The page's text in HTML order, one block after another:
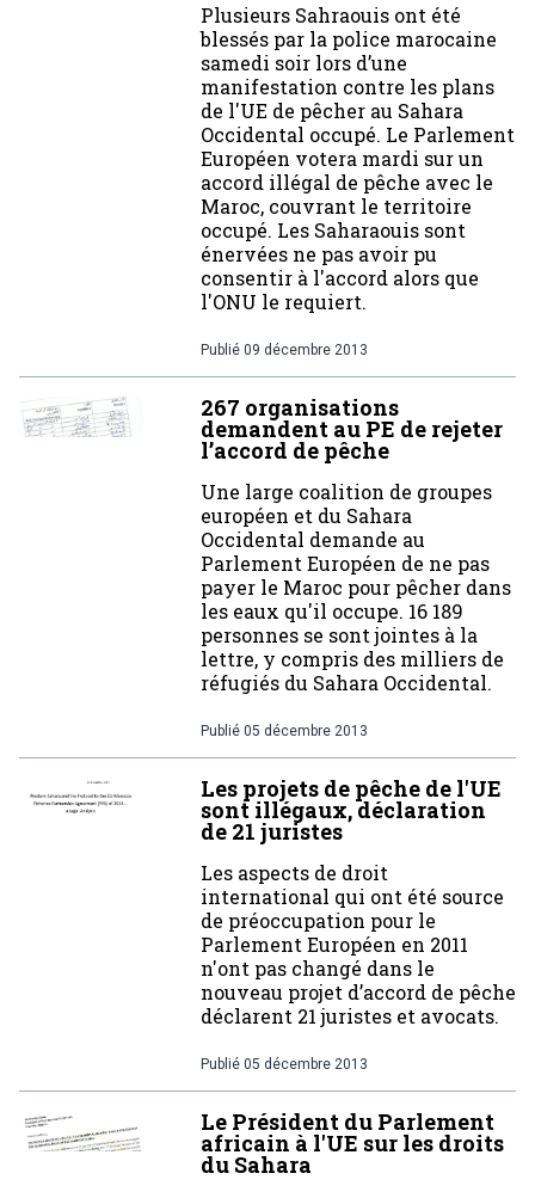
Plusieurs Sahraouis ont été
blessés par la police marocaine
samedi soir lors d’une
manifestation contre les plans
de l'UE de pêcher au Sahara
Occidental occupé. Le Parlement
Européen votera mardi sur un
accord illégal de pêche avec le
Maroc, couvrant le territoire
occupé. Les Saharaouis sont
énervées ne pas avoir pu
consentir à l'accord alors que
l'ONU le requiert.
Publié 09 décembre 2013
267 organisations
demandent au PE de rejeter
l’accord de pêche
Une large coalition de groupes
européen et du Sahara
Occidental demande au
Parlement Européen de ne pas
payer le Maroc pour pêcher dans
les eaux qu'il occupe. 16 189
personnes se sont jointes à la
lettre, y compris des milliers de
réfugiés du Sahara Occidental.
Publié 05 décembre 2013
Les projets de pêche de l'UE
sont illégaux, déclaration
de 21 juristes
Les aspects de droit
international qui ont été source
de préoccupation pour le
Parlement Européen en 2011
n'ont pas changé dans le
nouveau projet d’accord de pêche
déclarent 21 juristes et avocats.
Publié 05 décembre 2013
Le Président du Parlement
africain à l'UE sur les droits
du Sahara